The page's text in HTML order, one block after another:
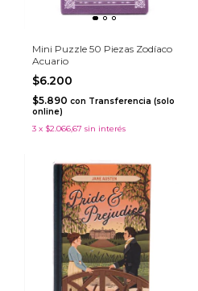
Mini Puzzle 50 Piezas Zodíaco
Acuario
$6.200
$5.890 con Transferencia (solo
online)
3 x $2.066,67 sin interés